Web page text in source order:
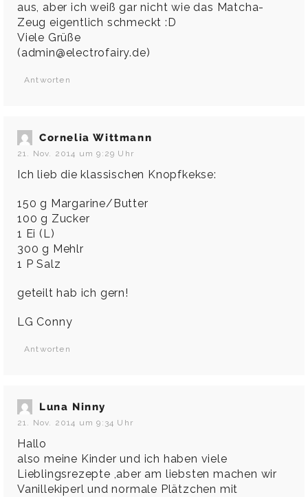
aus, aber ich weiß gar nicht wie das Matcha-
Zeug eigentlich schmeckt :D
Viele Grüße
(admin@electrofairy.de)
Antworten
Cornelia Wittmann
21. Nov. 2014 um 9:29 Uhr
Ich lieb die klassischen Knopfkekse:
150 g Margarine/Butter
100 g Zucker
1 Ei (L)
300 g Mehlr
1 P Salz
geteilt hab ich gern!
LG Conny
Antworten
Luna Ninny
21. Nov. 2014 um 9:34 Uhr
Hallo
also meine Kinder und ich haben viele
Lieblingsrezepte ,aber am liebsten machen wir
Vanillekiperl und normale Plätzchen mit